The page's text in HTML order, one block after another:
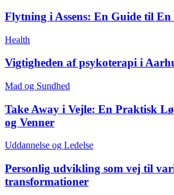
Flytning i Assens: En Guide til En
Health
Vigtigheden af psykoterapi i
Mad og Sundhed
Take Away i Vejle: En Praktisk
og Venner
Uddannelse og Ledelse
Personlig udvikling som vej til
transformationer